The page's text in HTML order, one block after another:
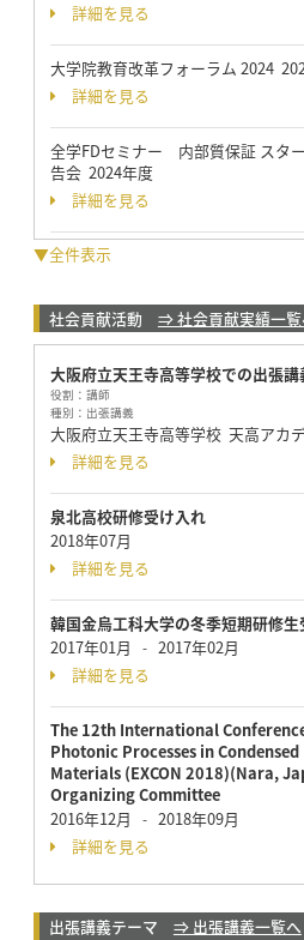
詳細を見る
大学院教育改革フォーラム 2024
詳細を見る
全学FDセミナー 内部質保証 スタ
告会 2024年度
詳細を見る
▼全件表示
社会貢献活動 ⇒ 社会貢献実績一覧
大阪府立天王寺高等学校での出張講
役割： 講師
種別： 出張講義
大阪府立天王寺高等学校 天高アカ
詳細を見る
泉北高校研修受け入れ
2018年07月
詳細を見る
韓国金烏工科大学の冬季短期研修生
2017年01月
- 2017年02月
詳細を見る
The 12th International
Photonic Processes in
Materials (EXCON 2018)(Nara,
Organizing Committee
2016年12月
- 2018年09月
詳細を見る
出張講義テーマ ⇒ 出張講義一覧へ